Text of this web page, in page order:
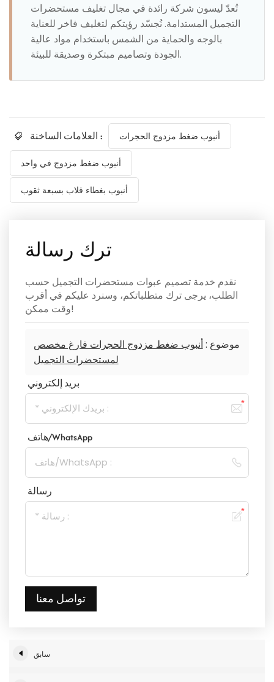
تُعدّ ليسون شركة رائدة في مجال تغليف مستحضرات
التجميل المستدامة. نُجسّد رؤيتكم لتغليف فاخر للعناية
بالوجه والحماية من الشمس باستخدام مواد عالية
الجودة وتصاميم مبتكرة وصديقة للبيئة.
العلامات الساخنة : أنبوب ضغط مزدوج الحجرات
أنبوب ضغط مزدوج في واحد
أنبوب بغطاء قلاب بسبعة ثقوب
ترك رسالة
نقدم خدمة تصميم عبوات مستحضرات التجميل حسب
الطلب، يرجى ترك متطلباتكم، وسنرد عليكم في أقرب
وقت ممكن!
موضوع :أنبوب ضغط مزدوج الحجرات فارغ مخصص
لمستحضرات التجميل
بريد إلكتروني
هاتف/WhatsApp
رسالة
تواصل معنا
سابق